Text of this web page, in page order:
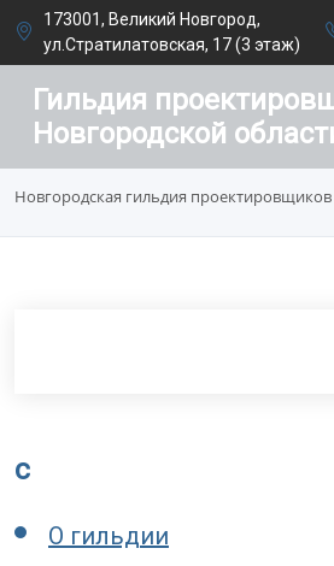
173001, Великий Новгород,
ул.Стратилатовская, 17 (3 этаж)
Гильдия
Новгородской
Новгородская гильдия проектировщиков
c
О гильдии